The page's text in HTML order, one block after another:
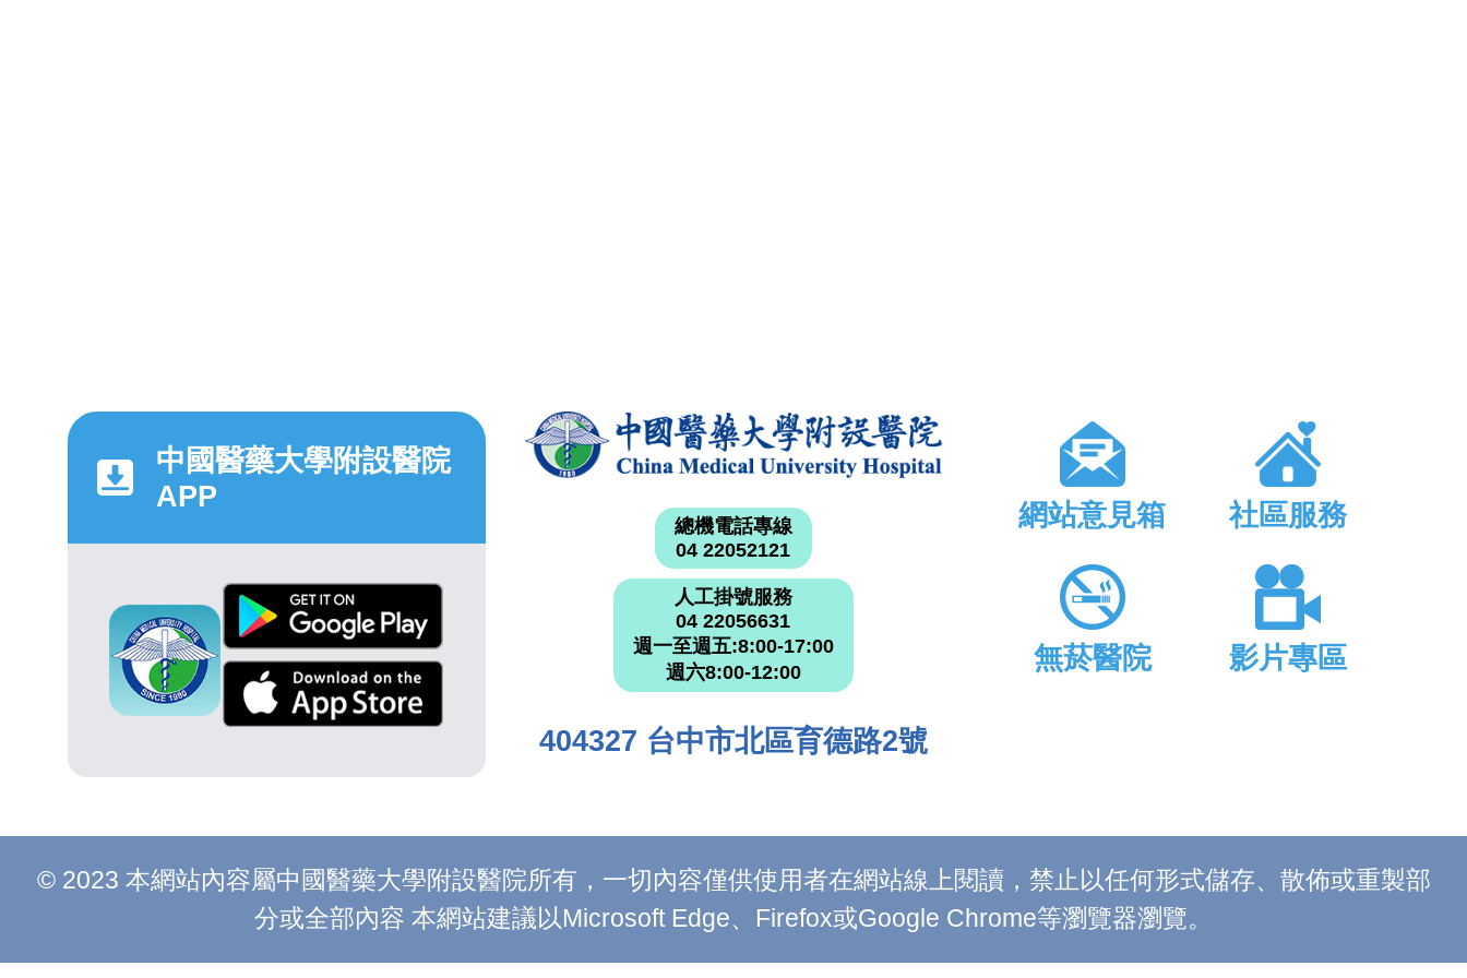
中國醫藥大學附設醫院
APP
總機電話專線
04 22052121
人工掛號服務
04 22056631
週一至週五:8:00-17:00
週六8:00-12:00
404327 台中市北區育德路2號
網站意見箱 社區服務
無菸醫院 影片專區
© 2023 本網站內容屬中國醫藥大學附設醫院所有，一切內容僅供使用者在網站線上閱讀，禁止以任何形式儲存、散佈或重製部
分或全部內容 本網站建議以Microsoft Edge、Firefox或Google Chrome等瀏覽器瀏覽。